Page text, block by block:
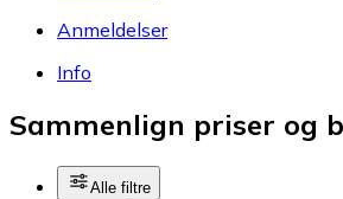
Anmeldelser
Info
Sammenlign priser og
Alle filtre